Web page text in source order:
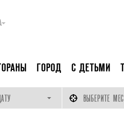
ГОРОД С ДЕТЬМИ
ВЫБЕРИТЕ